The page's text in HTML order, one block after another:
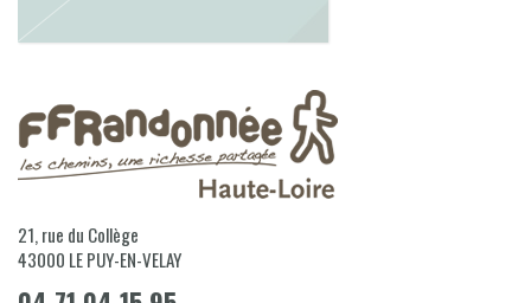
21, rue du Collège
43000 LE PUY-EN-VELAY